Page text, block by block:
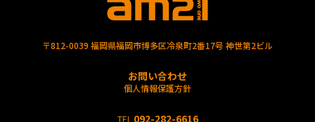
〒812-0039 福岡県福岡市博多区冷泉町2番17号 神世第2ビル
お問い合わせ
個人情報保護方針
TEL 092-282-6616